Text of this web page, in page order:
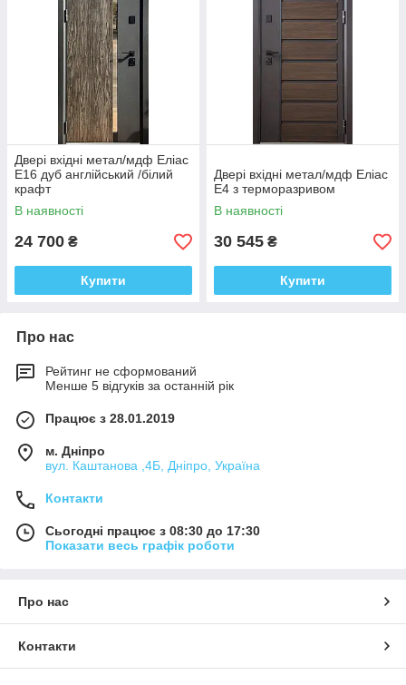
Двері вхідні метал/мдф Еліас
Е16 дуб англійський /білий
крафт
В наявності
24 700 ₴
Купити
Двері вхідні метал/мдф Еліас
Е4 з терморазривом
В наявності
30 545 ₴
Купити
Про нас
Рейтинг не сформований
Менше 5 відгуків за останній рік
Працює з 28.01.2019
м. Дніпро
вул. Каштанова ,4Б, Дніпро, Україна
Контакти
Сьогодні працює з 08:30 до 17:30
Показати весь графік роботи
Про нас
Контакти